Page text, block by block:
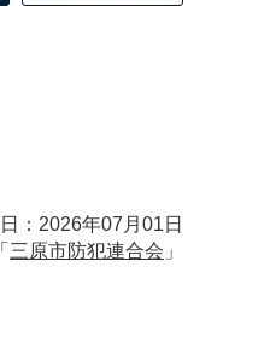
：2026年07月01日
三原市防犯連合会 」